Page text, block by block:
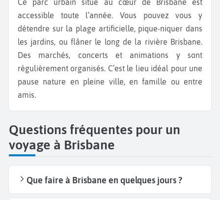
Ce parc urbain situé au cœur de Brisbane est
accessible toute l’année. Vous pouvez vous y
détendre sur la plage artificielle, pique-niquer dans
les jardins, ou flâner le long de la rivière Brisbane.
Des marchés, concerts et animations y sont
régulièrement organisés. C’est le lieu idéal pour une
pause nature en pleine ville, en famille ou entre
amis.
Questions fréquentes pour un
voyage à Brisbane
Que faire à Brisbane en quelques jours ?